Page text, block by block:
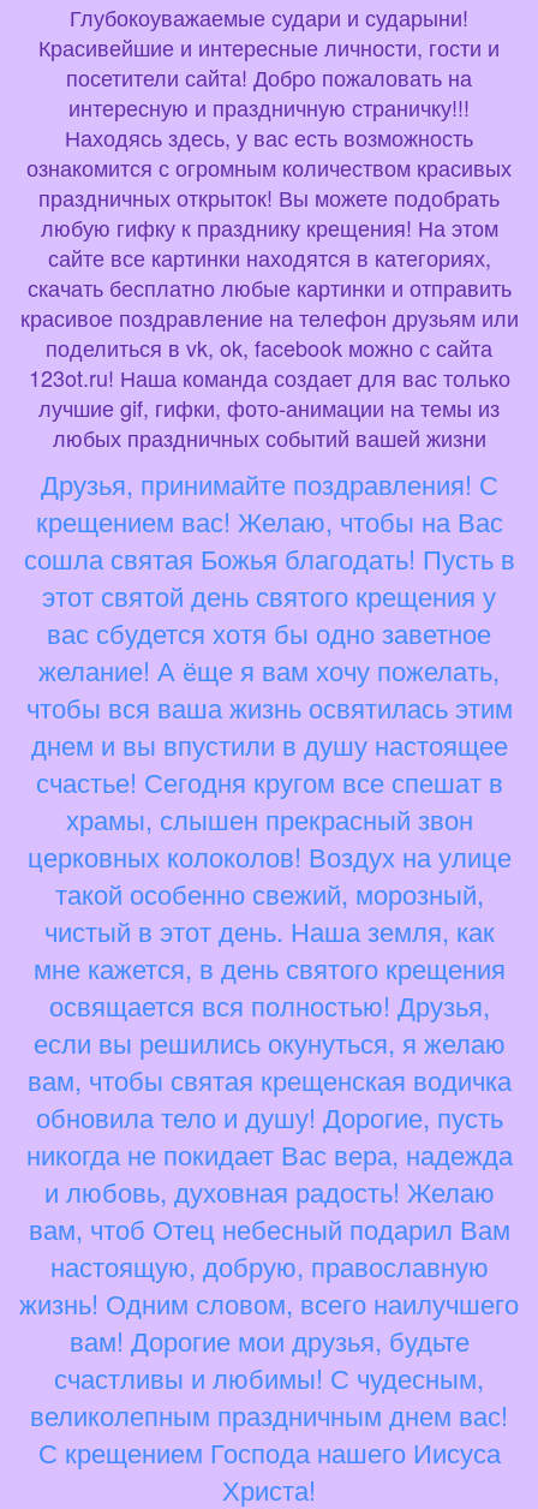
Глубокоуважаемые судари и сударыни!
Красивейшие и интересные личности, гости и
посетители сайта! Добро пожаловать на
интересную и праздничную страничку!!!
Находясь здесь, у вас есть возможность
ознакомится с огромным количеством красивых
праздничных открыток! Вы можете подобрать
любую гифку к празднику крещения! На этом
сайте все картинки находятся в категориях,
скачать бесплатно любые картинки и отправить
красивое поздравление на телефон друзьям или
поделиться в vk, ok, facebook можно с сайта
123ot.ru! Наша команда создает для вас только
лучшие gif, гифки, фото-анимации на темы из
любых праздничных событий вашей жизни
Друзья, принимайте поздравления! С
крещением вас! Желаю, чтобы на Вас
сошла святая Божья благодать! Пусть в
этот святой день святого крещения у
вас сбудется хотя бы одно заветное
желание! А ёще я вам хочу пожелать,
чтобы вся ваша жизнь освятилась этим
днем и вы впустили в душу настоящее
счастье! Сегодня кругом все спешат в
храмы, слышен прекрасный звон
церковных колоколов! Воздух на улице
такой особенно свежий, морозный,
чистый в этот день. Наша земля, как
мне кажется, в день святого крещения
освящается вся полностью! Друзья,
если вы решились окунуться, я желаю
вам, чтобы святая крещенская водичка
обновила тело и душу! Дорогие, пусть
никогда не покидает Вас вера, надежда
и любовь, духовная радость! Желаю
вам, чтоб Отец небесный подарил Вам
настоящую, добрую, православную
жизнь! Одним словом, всего наилучшего
вам! Дорогие мои друзья, будьте
счастливы и любимы! С чудесным,
великолепным праздничным днем вас!
С крещением Господа нашего Иисуса
Христа!